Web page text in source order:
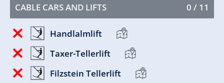
CABLE CARS AND LIFTS 0 / 11
Handlalmlift
Taxer-Tellerlift
Filzstein Tellerlift